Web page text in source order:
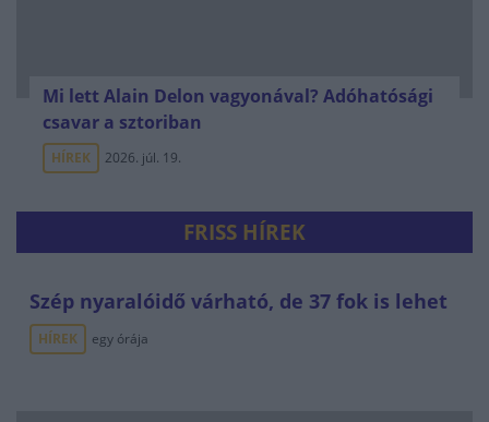
Mi lett Alain Delon vagyonával? Adóhatósági
csavar a sztoriban
HÍREK 2026. júl. 19.
FRISS HÍREK
Szép nyaralóidő várható, de 37 fok is lehet
HÍREK egy órája